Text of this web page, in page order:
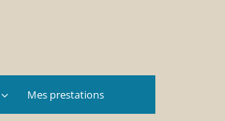
Mes prestations